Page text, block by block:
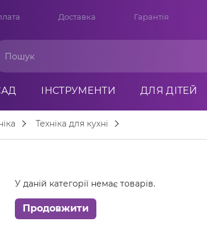
Доставка Гарантія
ІНСТРУМЕНТИ ДЛЯ ДІТЕЙ
Техніка для кухні
У даній категорії немає товарів.
Продовжити